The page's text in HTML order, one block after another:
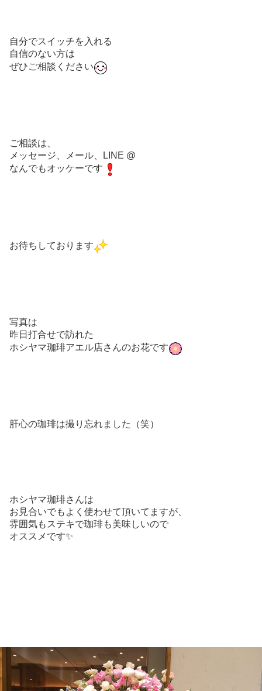
自分でスイッチを入れる
自信のない方は
ぜひご相談ください
ご相談は、
メッセージ、メール、LINE @
なんでもオッケーです
お待ちしております
写真は
昨日打合せで訪れた
ホシヤマ珈琲アエル店さんのお花です
肝心の珈琲は撮り忘れました（笑）
ホシヤマ珈琲さんは
お見合いでもよく使わせて頂いてますが、
雰囲気もステキで珈琲も美味しいので
オススメです✨